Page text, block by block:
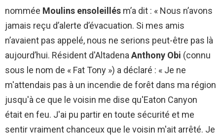
nommée Moulins ensoleillés m’a dit : « Nous n’avons
jamais reçu d’alerte d’évacuation. Si mes amis
n’avaient pas appelé, nous ne serions peut-être pas là
aujourd’hui. Résident d'Altadena Anthony Obi (connu
sous le nom de « Fat Tony ») a déclaré : « Je ne
m'attendais pas à un incendie de forêt dans ma région
jusqu'à ce que le voisin me dise qu'Eaton Canyon
était en feu. J'ai pu partir en toute sécurité et me
sentir vraiment chanceux que le voisin m'ait arrêté. Je